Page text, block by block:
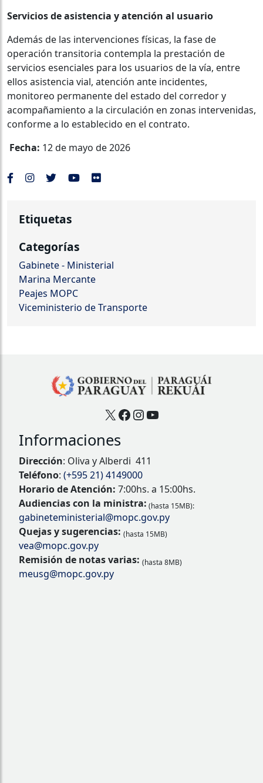
Servicios de asistencia y atención al usuario
Además de las intervenciones físicas, la fase de
operación transitoria contempla la prestación de
servicios esenciales para los usuarios de la vía, entre
ellos asistencia vial, atención ante incidentes,
monitoreo permanente del estado del corredor y
acompañamiento a la circulación en zonas intervenidas,
conforme a lo establecido en el contrato.
Fecha: 12 de mayo de 2026
Etiquetas
Categorías
Gabinete - Ministerial
Marina Mercante
Peajes MOPC
Viceministerio de Transporte
X Facebook
Instagram
YouTube
Informaciones
Dirección: Oliva y Alberdi 411
Teléfono: (+595 21) 4149000
Horario de Atención: 7:00hs. a 15:00hs.
Audiencias con la ministra: (hasta 15MB):
gabineteministerial@mopc.gov.py
Quejas y sugerencias: (hasta 15MB)
vea@mopc.gov.py
Remisión de notas varias: (hasta 8MB)
meusg@mopc.gov.py